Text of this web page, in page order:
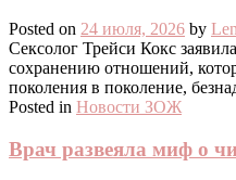
Posted on 24 июля, 2026 by
Сексолог Трейси Кокс
сохранению отношений,
поколения в поколение,
Posted in Новости ЗОЖ
Врач развеяла миф о